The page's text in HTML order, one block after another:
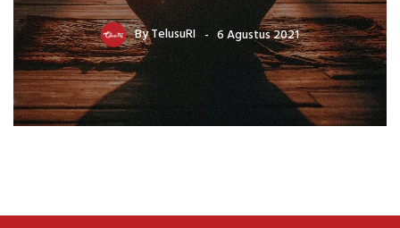
ByTelusuRI 6 Agustus 2021